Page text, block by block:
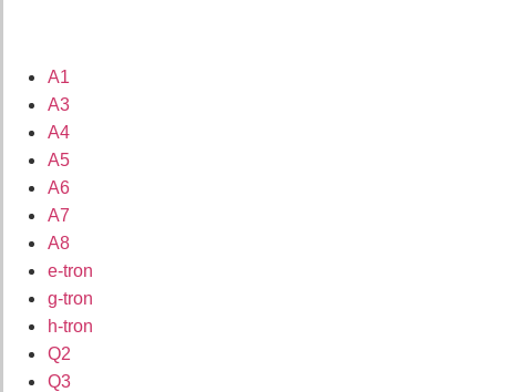
A1
A3
A4
A5
A6
A7
A8
e-tron
g-tron
h-tron
Q2
Q3